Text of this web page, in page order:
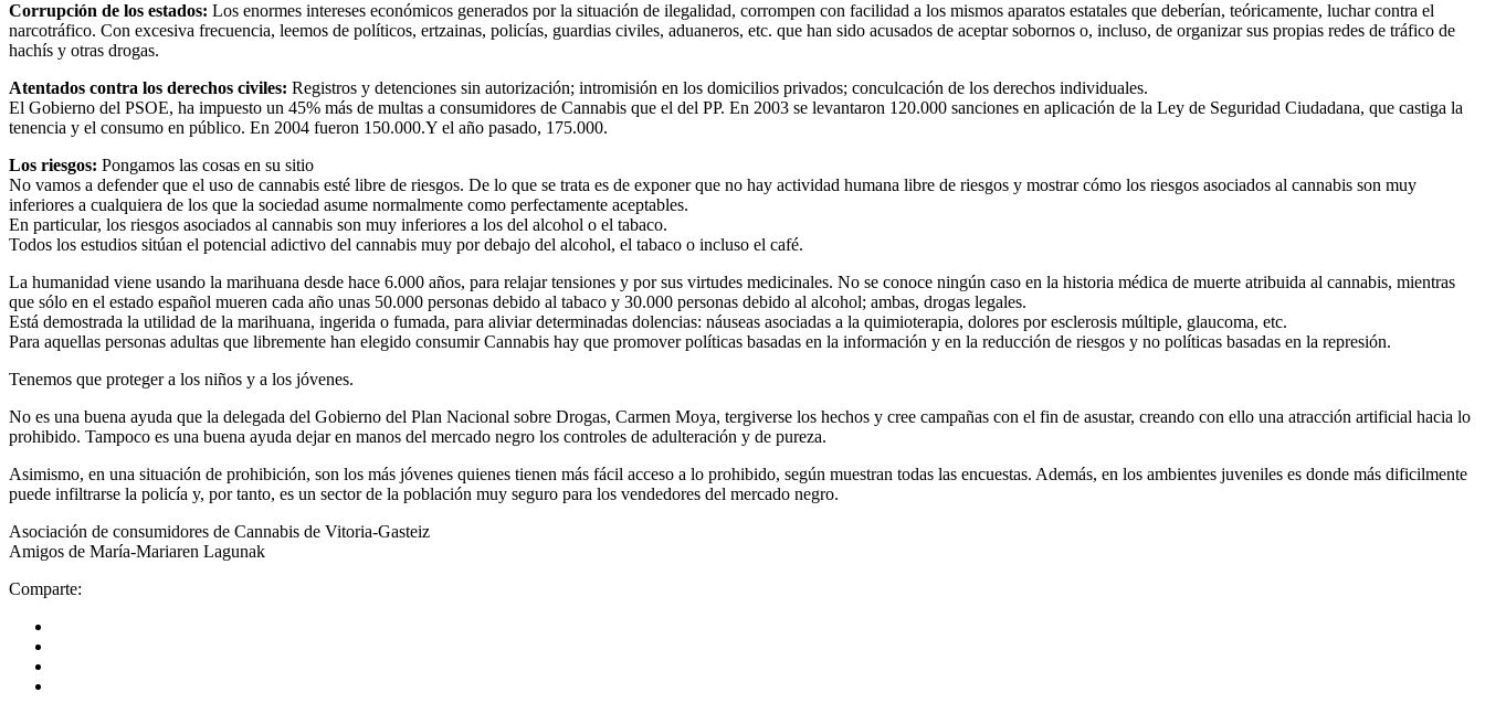
Corrupción de los estados: Los enormes intereses económicos generados por la situación de ilegalidad, corrompen con facilidad a los mismos aparatos estatales que deberí­an, teóricamente, luchar contra el
narcotráfico. Con excesiva frecuencia, leemos de polí­ticos, ertzainas, policí­as, guardias civiles, aduaneros, etc. que han sido acusados de aceptar sobornos o, incluso, de organizar sus propias redes de tráfico de
hachí­s y otras drogas.
Atentados contra los derechos civiles: Registros y detenciones sin autorización; intromisión en los domicilios privados; conculcación de los derechos individuales.
El Gobierno del PSOE, ha impuesto un 45% más de multas a consumidores de Cannabis que el del PP. En 2003 se levantaron 120.000 sanciones en aplicación de la Ley de Seguridad Ciudadana, que castiga la
tenencia y el consumo en público. En 2004 fueron 150.000.Y el año pasado, 175.000.
Los riesgos: Pongamos las cosas en su sitio
No vamos a defender que el uso de cannabis esté libre de riesgos. De lo que se trata es de exponer que no hay actividad humana libre de riesgos y mostrar cómo los riesgos asociados al cannabis son muy
inferiores a cualquiera de los que la sociedad asume normalmente como perfectamente aceptables.
En particular, los riesgos asociados al cannabis son muy inferiores a los del alcohol o el tabaco.
Todos los estudios sitúan el potencial adictivo del cannabis muy por debajo del alcohol, el tabaco o incluso el café.
La humanidad viene usando la marihuana desde hace 6.000 años, para relajar tensiones y por sus virtudes medicinales. No se conoce ningún caso en la historia médica de muerte atribuida al cannabis, mientras
que sólo en el estado español mueren cada año unas 50.000 personas debido al tabaco y 30.000 personas debido al alcohol; ambas, drogas legales.
Está demostrada la utilidad de la marihuana, ingerida o fumada, para aliviar determinadas dolencias: náuseas asociadas a la quimioterapia, dolores por esclerosis múltiple, glaucoma, etc.
Para aquellas personas adultas que libremente han elegido consumir Cannabis hay que promover polí­ticas basadas en la información y en la reducción de riesgos y no polí­ticas basadas en la represión.
Tenemos que proteger a los niños y a los jóvenes.
No es una buena ayuda que la delegada del Gobierno del Plan Nacional sobre Drogas, Carmen Moya, tergiverse los hechos y cree campañas con el fin de asustar, creando con ello una atracción artificial hacia lo
prohibido. Tampoco es una buena ayuda dejar en manos del mercado negro los controles de adulteración y de pureza.
Asimismo, en una situación de prohibición, son los más jóvenes quienes tienen más fácil acceso a lo prohibido, según muestran todas las encuestas. Además, en los ambientes juveniles es donde más dificilmente
puede infiltrarse la policí­a y, por tanto, es un sector de la población muy seguro para los vendedores del mercado negro.
Asociación de consumidores de Cannabis de Vitoria-Gasteiz
Amigos de Marí­a-Mariaren Lagunak
Comparte: